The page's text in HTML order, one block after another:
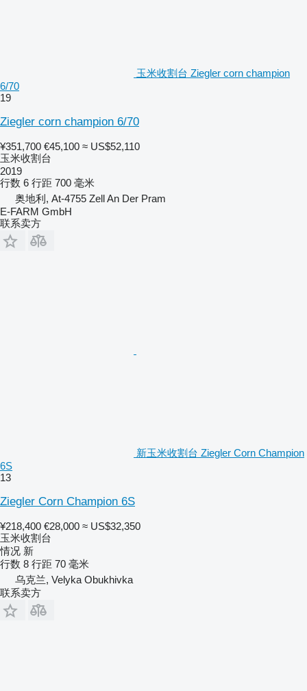
玉米收割台 Ziegler corn champion
6/70
19
Ziegler corn champion 6/70
¥351,700 €45,100 ≈ US$52,110
玉米收割台
2019
行数 6 行距 700 毫米
奥地利, At-4755 Zell An Der Pram
E-FARM GmbH
联系卖方
新玉米收割台 Ziegler Corn Champion
6S
13
Ziegler Corn Champion 6S
¥218,400 €28,000 ≈ US$32,350
玉米收割台
情况 新
行数 8 行距 70 毫米
乌克兰, Velyka Obukhivka
联系卖方